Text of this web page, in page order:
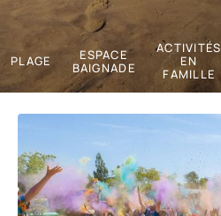
PLAGE
ESPACE
BAIGNADE
ACTIVITÉS
EN
FAMILLE